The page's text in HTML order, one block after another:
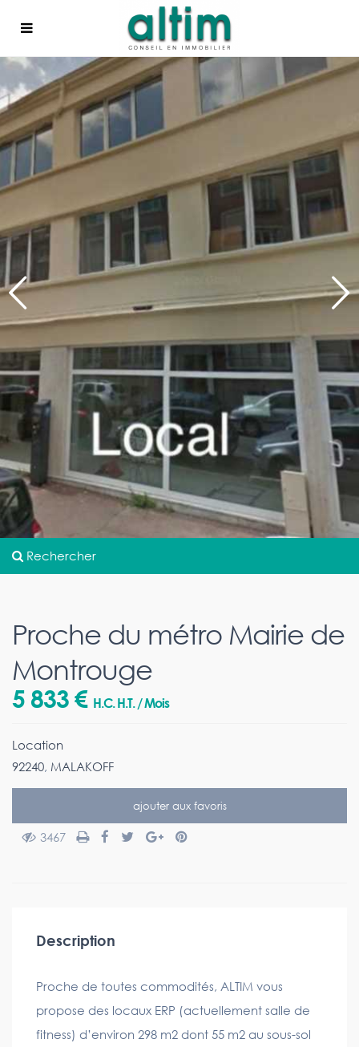
Rechercher
Proche du métro Mairie de
Montrouge
5 833 € H.C. H.T. / Mois
Location
92240, MALAKOFF
ajouter aux favoris
3467
Description
Proche de toutes commodités, ALTIM vous
propose des locaux ERP (actuellement salle de
fitness) d’environ 298 m2 dont 55 m2 au sous-sol